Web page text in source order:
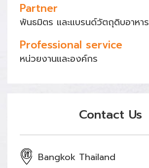
Partner
พันธมิตร และแบรนด์วัตถุดิบอาหาร
Professional service
หน่วยงานและองค์กร
Contact Us
Bangkok Thailand